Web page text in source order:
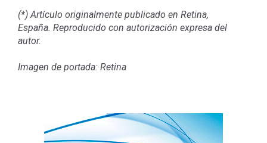
(*) Artículo originalmente publicado en Retina,
España. Reproducido con autorización expresa del
autor.
Imagen de portada: Retina